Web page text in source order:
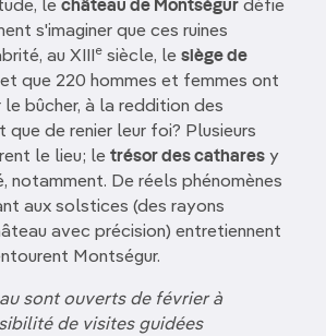
le château de Montségur défie
s'imaginer que ces ruines
au XIII
e siècle, le siège de
et que 220 hommes et femmes ont
le bûcher, à la reddition des
de renier leur foi? Plusieurs
le lieu; le trésor des cathares y
notamment. De réels phénomènes
aux solstices (des rayons
avec précision) entretiennent
Montségur.
sont ouverts de février à
de visites guidées